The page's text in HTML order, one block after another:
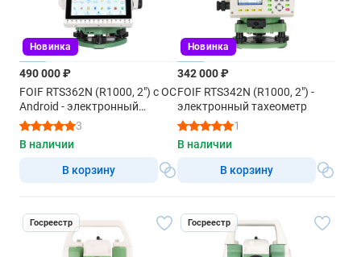
Новинка
490 000 ₽
FOIF RTS362N (R1000, 2") с ОС
Android - электронный
тахеометр3
В наличии
В корзину
Новинка
342 000 ₽
FOIF RTS342N (R1000, 2") -
электронный тахеометр
1
В наличии
В корзину
Госреестр Госреестр